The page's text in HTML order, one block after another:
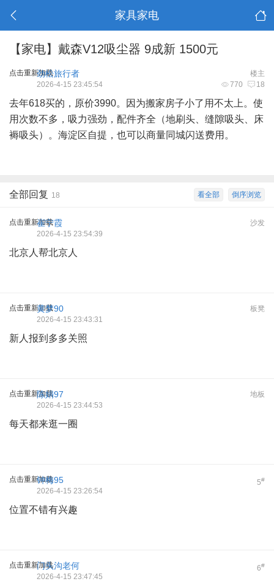
家具家电
【家电】戴森V12吸尘器 9成新 1500元
点击重新加载 楼主
劲松旅行者
770 18
2026-4-15 23:45:54
去年618买的，原价3990。因为搬家房子小了用不太上。使
用次数不多，吸力强劲，配件齐全（地刷头、缝隙吸头、床
褥吸头）。海淀区自提，也可以商量同城闪送费用。
倒序浏览
看全部
全部回复 18
点击重新加载 沙发
崔宁霞
2026-4-15 23:54:39
北京人帮北京人
点击重新加载 板凳
黄梦90
2026-4-15 23:43:31
新人报到多多关照
点击重新加载 地板
陈娟97
2026-4-15 23:44:53
每天都来逛一圈
点击重新加载 5#
钟梅95
2026-4-15 23:26:54
位置不错有兴趣
点击重新加载 6#
门头沟老何
2026-4-15 23:47:45